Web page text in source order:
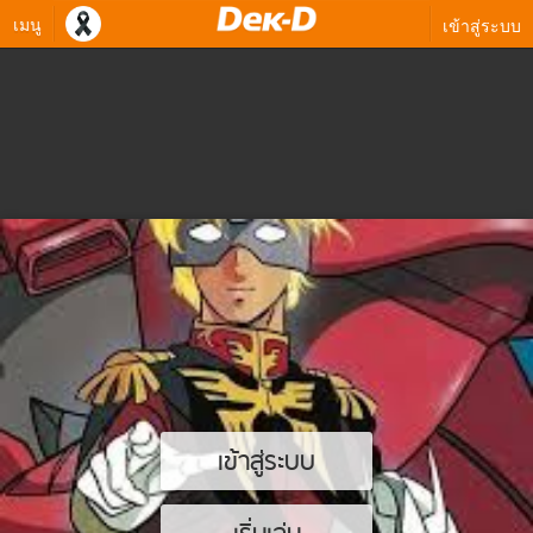
เมนู เข้าสู่ระบบ
เข้าสู่ระบบ